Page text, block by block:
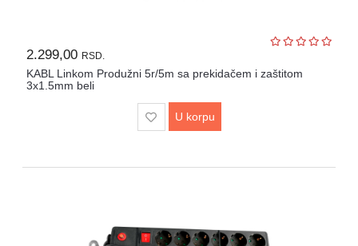
2.299,00 RSD.
KABL Linkom Produžni 5r/5m sa prekidačem i zaštitom
3x1.5mm beli
U korpu